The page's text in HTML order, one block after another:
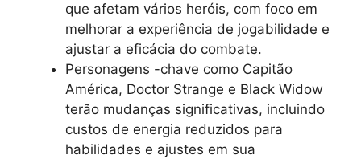
que afetam vários heróis, com foco em
melhorar a experiência de jogabilidade e
ajustar a eficácia do combate.
Personagens -chave como Capitão
América, Doctor Strange e Black Widow
terão mudanças significativas, incluindo
custos de energia reduzidos para
habilidades e ajustes em sua